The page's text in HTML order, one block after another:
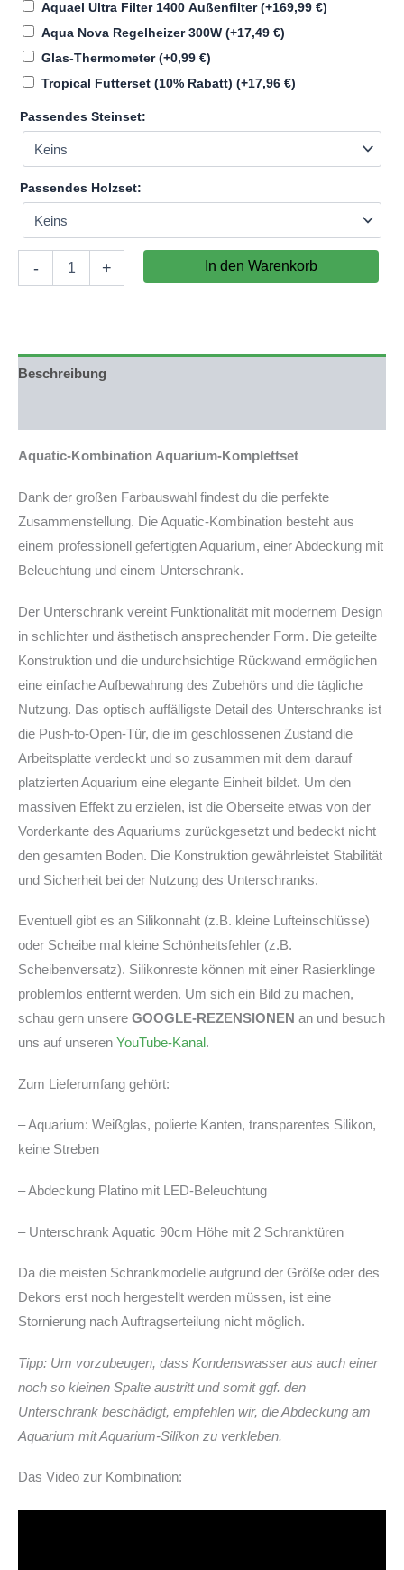
Aquael Ultra Filter 1400 Außenfilter (+169,99 €)
Aqua Nova Regelheizer 300W (+17,49 €)
Glas-Thermometer (+0,99 €)
Tropical Futterset (10% Rabatt) (+17,96 €)
Passendes Steinset:
Passendes Holzset:
-
Kombination
243l
Abdeckung
Lager
PLZ
94239)
Menge
+ In den Warenkorb
Beschreibung
Aquatic-Kombination Aquarium-Komplettset
Dank der großen Farbauswahl findest du die perfekte
Zusammenstellung. Die Aquatic-Kombination besteht aus
einem professionell gefertigten Aquarium, einer Abdeckung mit
Beleuchtung und einem Unterschrank.
Der Unterschrank vereint Funktionalität mit modernem Design
in schlichter und ästhetisch ansprechender Form. Die geteilte
Konstruktion und die undurchsichtige Rückwand ermöglichen
eine einfache Aufbewahrung des Zubehörs und die tägliche
Nutzung. Das optisch auffälligste Detail des Unterschranks ist
die Push-to-Open-Tür, die im geschlossenen Zustand die
Arbeitsplatte verdeckt und so zusammen mit dem darauf
platzierten Aquarium eine elegante Einheit bildet. Um den
massiven Effekt zu erzielen, ist die Oberseite etwas von der
Vorderkante des Aquariums zurückgesetzt und bedeckt nicht
den gesamten Boden. Die Konstruktion gewährleistet Stabilität
und Sicherheit bei der Nutzung des Unterschranks.
Eventuell gibt es an Silikonnaht (z.B. kleine Lufteinschlüsse)
oder Scheibe mal kleine Schönheitsfehler (z.B.
Scheibenversatz). Silikonreste können mit einer Rasierklinge
problemlos entfernt werden. Um sich ein Bild zu machen,
schau gern unsere GOOGLE-REZENSIONEN an und besuch
uns auf unseren YouTube-Kanal.
Zum Lieferumfang gehört:
– Aquarium: Weißglas, polierte Kanten, transparentes Silikon,
keine Streben
– Abdeckung Platino mit LED-Beleuchtung
– Unterschrank Aquatic 90cm Höhe mit 2 Schranktüren
Da die meisten Schrankmodelle aufgrund der Größe oder des
Dekors erst noch hergestellt werden müssen, ist eine
Stornierung nach Auftragserteilung nicht möglich.
Tipp: Um vorzubeugen, dass Kondenswasser aus auch einer
noch so kleinen Spalte austritt und somit ggf. den
Unterschrank beschädigt, empfehlen wir, die Abdeckung am
Aquarium mit Aquarium-Silikon zu verkleben.
Das Video zur Kombination: